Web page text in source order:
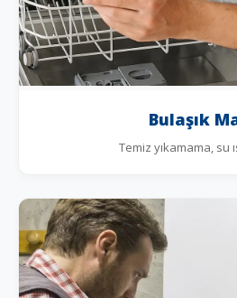
Bulaşık
Temiz yıkamama, su